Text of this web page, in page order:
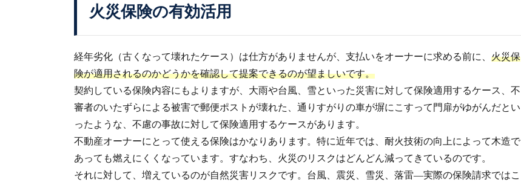
火災保険の有効活用
経年劣化（古くなって壊れたケース）は仕方がありませんが、支払いをオーナーに求める前に、 火災保
険が適用されるのかどうかを確認して提案できるのが望ましいです。
契約している保険内容にもよりますが、大雨や台風、雪といった災害に対して保険適用するケース、不
審者のいたずらによる被害で郵便ポストが壊れた、通りすがりの車が塀にこすって門扉がゆがんだとい
ったような、不慮の事故に対して保険適用するケースがあります。
不動産オーナーにとって使える保険はかなりあります。特に近年では、耐火技術の向上によって木造で
あっても燃えにくくなっています。すなわち、火災のリスクはどんどん減ってきているのです。
それに対して、増えているのが自然災害リスクです。台風、震災、雪災、落雷―実際の保険請求ではこ